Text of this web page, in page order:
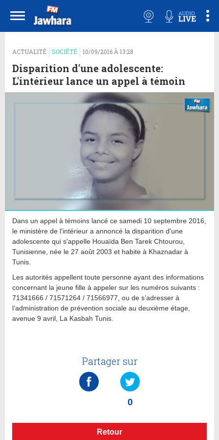
ACTUALITÉ SOCIÉTÉ 10/09/2016 À 13:28
Disparition d'une adolescente:
L'intérieur lance un appel à témoin
Dans un appel à témoins lancé ce samedi 10 septembre 2016,
le ministère de l'intérieur a annoncé la disparition d'une
adolescente qui s'appelle Houaïda Ben Tarek Chtourou,
Tunisienne, née le 27 août 2003 et habite à Khaznadar à
Tunis.
Les autorités appellent toute personne ayant des informations
concernant la jeune fille à appeler sur les numéros suivants :
71341666 / 71571264 / 71566977, ou de s’adresser à
l’administration de prévention sociale au deuxième étage,
avenue 9 avril, La Kasbah Tunis.
Partager sur
0
Retour